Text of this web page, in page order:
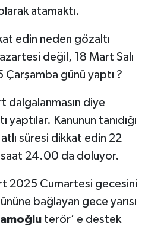
atamaktı.
edin neden gözaltı
değil, 18 Mart Salı
günü yaptı ?
dalgalanmasın diye
Kanunun tanıdığı
süresi dikkat edin 22
24.00 da doluyor.
2025 Cumartesi gecesini
bağlayan gece yarısı
terör’ e destek